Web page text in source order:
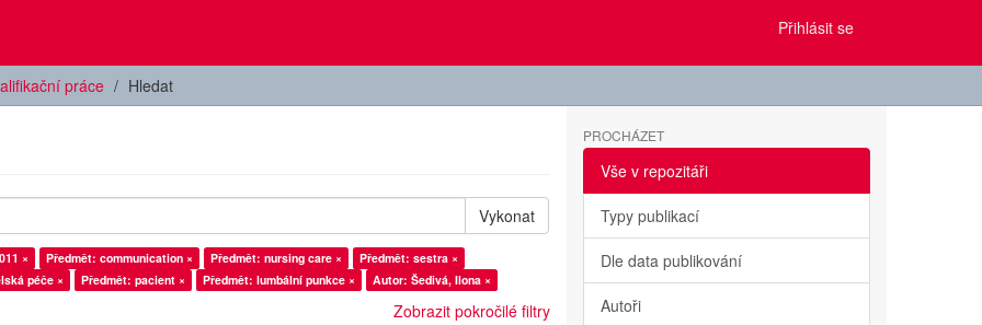
Přihlásit se
práce Hledat
Vykonat
× Předmět: communication × Předmět: nursing care ×
Předmět: sestra ×
péče × Předmět: pacient × Předmět: lumbální punkce × Autor: Šedivá, Ilona ×
Zobrazit pokročilé filtry
PROCHÁZET
Vše v repozitáři
Typy publikací
Dle data publikování
Autoři